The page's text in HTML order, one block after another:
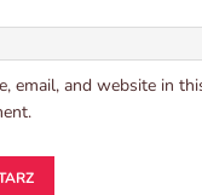
email, and website in